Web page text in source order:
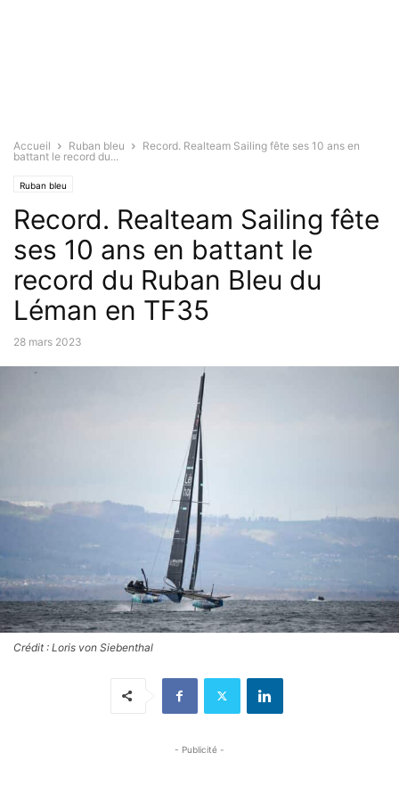
Accueil Ruban bleu
Record. Realteam Sailing fête ses 10 ans en
battant le record du...
Ruban bleu
Record. Realteam Sailing fête
ses 10 ans en battant le
record du Ruban Bleu du
Léman en TF35
28 mars 2023
Crédit : Loris von Siebenthal
- Publicité -